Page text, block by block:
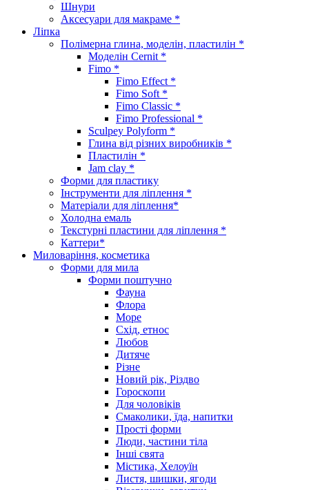
Шнури
Аксесуари для макраме *
Ліпка
Полімерна глина, моделін, пластилін *
Моделін Cernit *
Fimo *
Fimo Effect *
Fimo Soft *
Fimo Classic *
Fimo Professional *
Sculpey Polyform *
Глина від різних виробників *
Пластилін *
Jam clay *
Форми для пластику
Інструменти для ліплення *
Матеріали для ліплення*
Холодна емаль
Текстурні пластини для ліплення *
Каттери*
Миловаріння, косметика
Форми для мила
Форми поштучно
Фауна
Флора
Море
Схід, етнос
Любов
Дитяче
Різне
Новий рік, Різдво
Гороскопи
Для чоловіків
Смаколики, їда, напитки
Прості форми
Люди, частини тіла
Інші свята
Містика, Хелоуїн
Листя, шишки, ягоди